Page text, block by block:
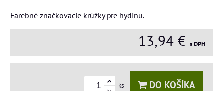
Farebné značkovacie krúžky pre hydinu.
13,94 € s DPH
ks DO KOŠÍKA